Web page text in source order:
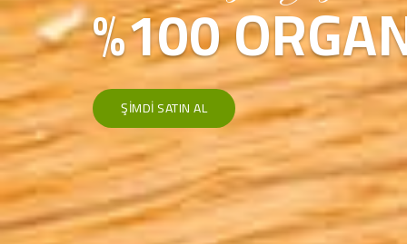
%100
ŞIMDI SATIN AL